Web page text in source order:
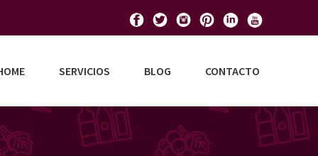
SERVICIOS BLOG CONTACTO